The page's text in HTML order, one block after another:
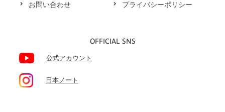
お問い合わせ プライバシーポリシー
OFFICIAL SNS
公式アカウント
日本ノート